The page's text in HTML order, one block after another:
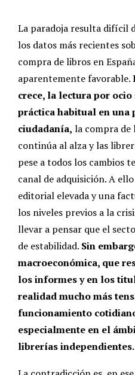
La paradoja resulta difícil
los datos más recientes
compra de libros en
aparentemente favorable.
crece, la lectura por
práctica habitual en
ciudadanía, la compra
continúa al alza y las
pese a todos los cambios
canal de adquisición. A
editorial elevada y una
los niveles previos a la
llevar a pensar que el
de estabilidad. Sin
macroeconómica, que
los informes y en los
realidad mucho más
funcionamiento
especialmente en el
librerías independientes.